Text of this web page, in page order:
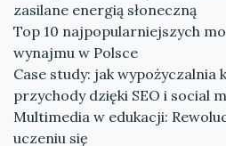
zasilane energią słoneczną
Top 10 najpopularniejszych
wynajmu w Polsce
Case study: jak wypożyczalnia
przychody dzięki SEO i social
Multimedia w edukacji:
uczeniu się